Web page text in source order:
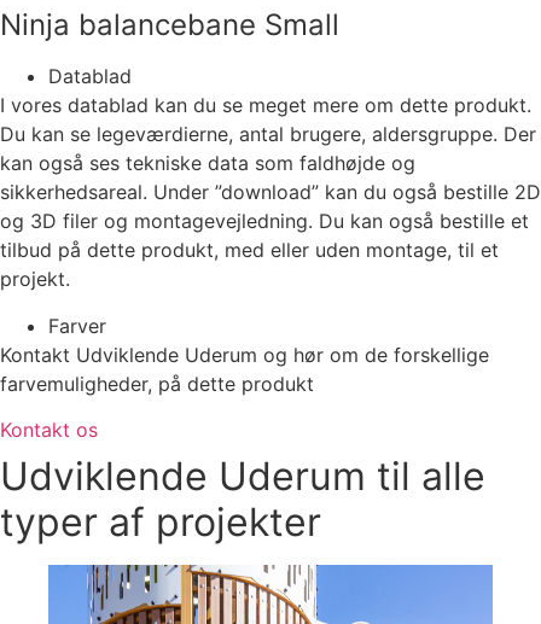
Ninja balancebane Small
Datablad
I vores datablad kan du se meget mere om dette produkt.
Du kan se legeværdierne, antal brugere, aldersgruppe. Der
kan også ses tekniske data som faldhøjde og
sikkerhedsareal. Under ”download” kan du også bestille 2D
og 3D filer og montagevejledning. Du kan også bestille et
tilbud på dette produkt, med eller uden montage, til et
projekt.
Farver
Kontakt Udviklende Uderum og hør om de forskellige
farvemuligheder, på dette produkt
Kontakt os
Udviklende Uderum til alle
typer af projekter